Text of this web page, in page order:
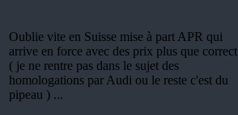
Oublie vite en Suisse mise à part APR qui
arrive en force avec des prix plus que correct
( je ne rentre pas dans le sujet des
homologations par Audi ou le reste c'est du
pipeau ) ...